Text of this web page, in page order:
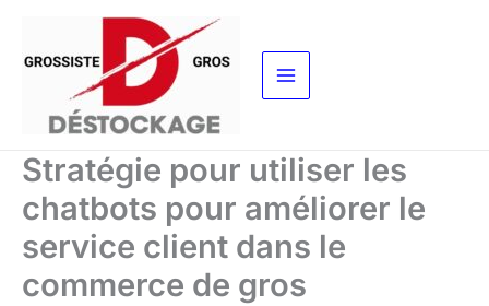
contenu
Stratégie pour utiliser les
chatbots pour améliorer le
service client dans le
commerce de gros